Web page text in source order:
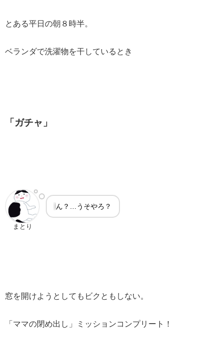
とある平日の朝８時半。
ベランダで洗濯物を干しているとき
「ガチャ」
まとり
ん？…うそやろ？
窓を開けようとしてもビクともしない。
「ママの閉め出し」ミッションコンプリート！